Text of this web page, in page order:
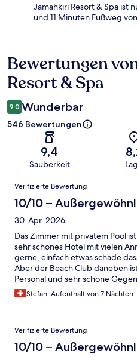
Jamahkiri Resort & Spa ist
und 11 Minuten Fußweg
Bewertungen
Bewertungen
Resort & Spa
9,0 Wunderbar
546 Bewertungen
9,4
Sauberkeit
Bewertungen
Verifizierte Bewertung
10/10 –
30. Apr. 2026
Das Zimmer mit privatem Pool
sehr schönes Hotel mit vielen
gerne, einfach etwas schade
Aber der Beach Club daneben
Personal und sehr schöne
Stefan, Aufenthalt von 7 Nächten
Verifizierte Bewertung
10/10 –